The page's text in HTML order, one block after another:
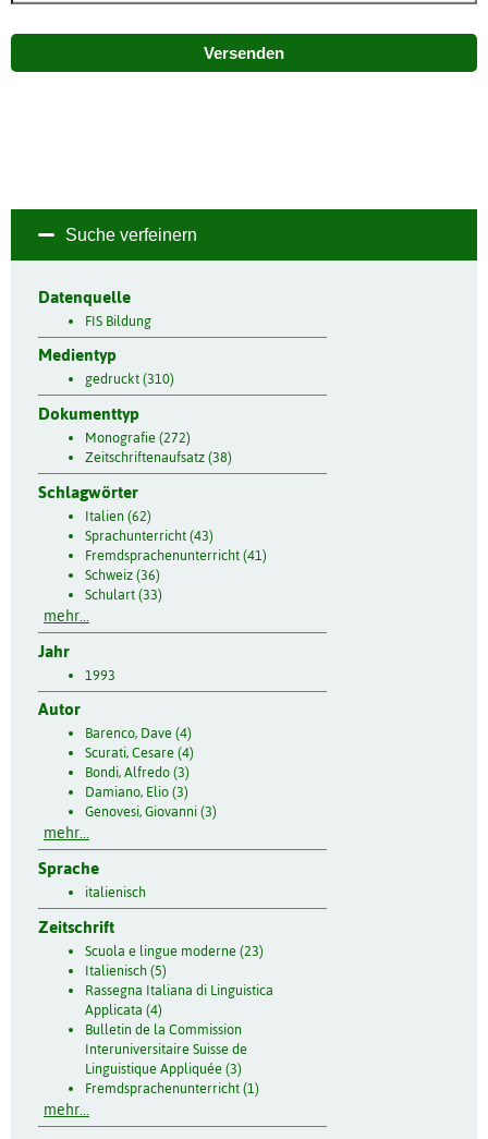
Versenden
Suche verfeinern
Datenquelle
FIS Bildung
Medientyp
gedruckt (310)
Dokumenttyp
Monografie (272)
Zeitschriftenaufsatz (38)
Schlagwörter
Italien (62)
Sprachunterricht (43)
Fremdsprachenunterricht (41)
Schweiz (36)
Schulart (33)
mehr...
Jahr
1993
Autor
Barenco, Dave (4)
Scurati, Cesare (4)
Bondi, Alfredo (3)
Damiano, Elio (3)
Genovesi, Giovanni (3)
mehr...
Sprache
italienisch
Zeitschrift
Scuola e lingue moderne (23)
Italienisch (5)
Rassegna Italiana di Linguistica
Applicata (4)
Bulletin de la Commission
Interuniversitaire Suisse de
Linguistique Appliquée (3)
Fremdsprachenunterricht (1)
mehr...